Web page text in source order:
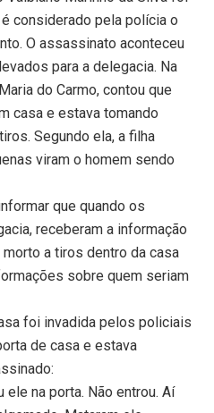
considerado pela polícia o
O assassinato aconteceu
para a delegacia. Na
do Carmo, contou que
casa e estava tomando
Segundo ela, a filha
viram o homem sendo
que quando os
receberam a informação
a tiros dentro da casa
sobre quem seriam
foi invadida pelos policiais
de casa e estava
ele na porta. Não entrou. Aí